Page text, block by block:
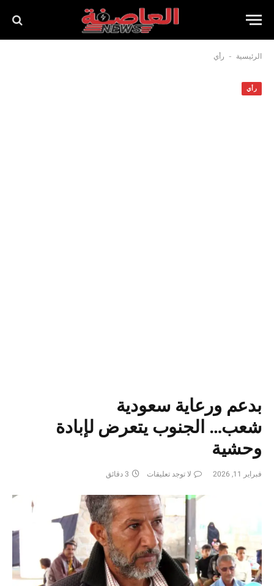
الرئيسية - رأي
رأي
بدعم ورعاية سعودية
شعب… الجنوب يتعرض لإبادة
وحشية
فبراير 11, 2026 لا توجد تعليقات 3 دقائق